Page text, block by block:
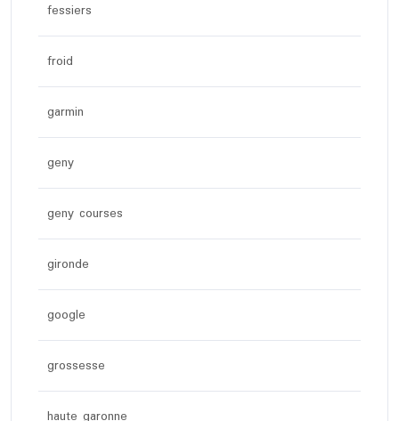
fessiers
froid
garmin
geny
geny courses
gironde
google
grossesse
haute garonne